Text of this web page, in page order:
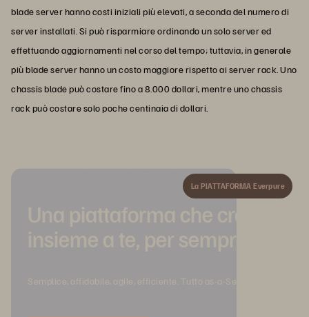
blade server hanno costi iniziali più elevati, a seconda del numero di
server installati. Si può risparmiare ordinando un solo server ed
effettuando aggiornamenti nel corso del tempo; tuttavia, in generale
più blade server hanno un costo maggiore rispetto ai server rack. Uno
chassis blade può costare fino a 8.000 dollari, mentre uno chassis
rack può costare solo poche centinaia di dollari.
La PIATTAFORMA Everpure
Una piattaforma che cresce
insieme a te, per sempre.
Semplice, affidabile, agile, efficiente. Tutto as-a-Service.